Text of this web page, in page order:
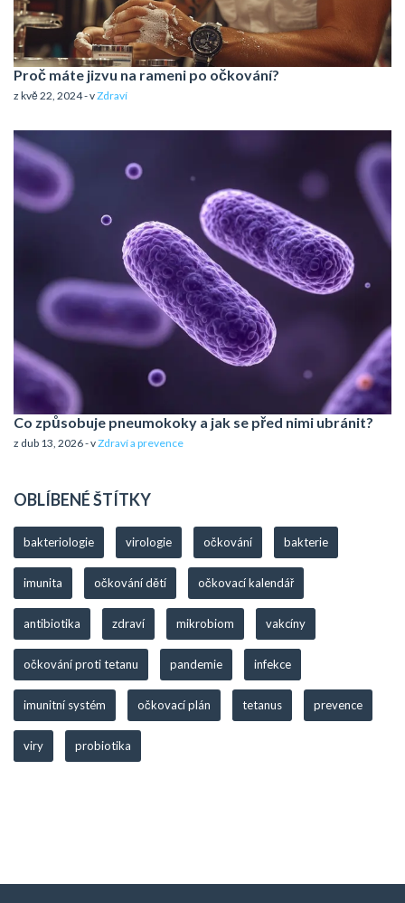
Proč máte jizvu na rameni po očkování?
z kvě 22, 2024 - vZdraví
Co způsobuje pneumokoky a jak se před nimi ubránit?
z dub 13, 2026 - vZdraví a prevence
OBLÍBENÉ ŠTÍTKY
bakteriologie virologie očkování bakterie
imunita očkování dětí očkovací kalendář
antibiotika zdraví mikrobiom vakcíny
očkování proti tetanu pandemie infekce
imunitní systém očkovací plán tetanus prevence
viry probiotika